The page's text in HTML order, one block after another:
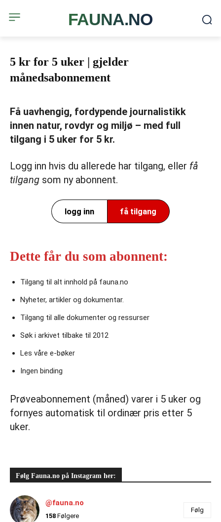
FAUNA.NO
5 kr for 5 uker | gjelder
månedsabonnement
Få uavhengig, fordypende journalistikk
innen natur, rovdyr og miljø – med full
tilgang i 5 uker for 5 kr.
Logg inn hvis du allerede har tilgang, eller få
tilgang som ny abonnent.
logg inn få tilgang
Dette får du som abonnent:
Tilgang til alt innhold på fauna.no
Nyheter, artikler og dokumentar.
Tilgang til alle dokumenter og ressurser
Søk i arkivet tilbake til 2012
Les våre e‑bøker
Ingen binding
Prøveabonnement (måned) varer i 5 uker og
fornyes automatisk til ordinær pris etter 5
uker.
Følg Fauna.no på Instagram her:
@fauna.no
158 Følgere
Følg